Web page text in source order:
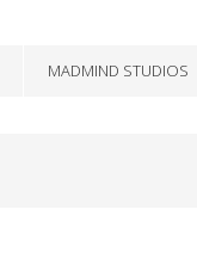
MADMIND STUDIOS